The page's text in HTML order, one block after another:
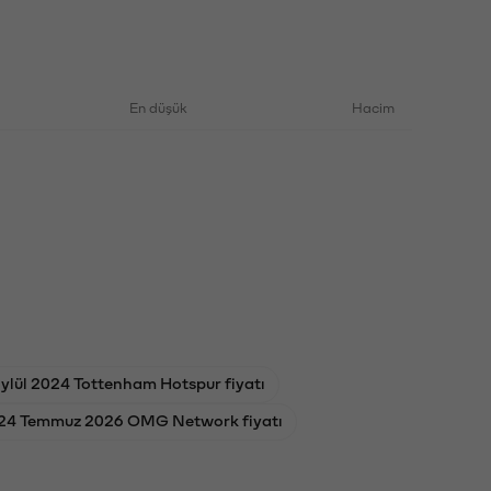
En düşük Hacim
2024 Tottenham Hotspur fiyatı
Temmuz 2026 OMG Network fiyatı